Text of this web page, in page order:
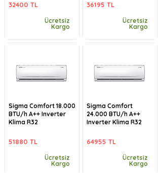
32400 TL
Ücretsiz
Kargo
Sigma Comfort 18.000
BTU/h A++ Inverter
Klima R32
51880 TL
Ücretsiz
Kargo
36195 TL
Ücretsiz
Kargo
Sigma Comfort
24.000 BTU/h A++
Inverter Klima R32
64955 TL
Ücretsiz
Kargo